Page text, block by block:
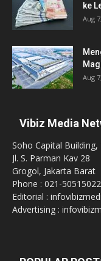
ke
Aug
Aug
Vibiz Media
Soho Capital
Jl. S. Parman Kav 28
Grogol, Jakarta Barat
Phone : 021-50515022
Editorial :
Advertising :